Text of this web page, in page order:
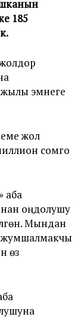
185
эмнеге
жол
сомго
аба
оңдолушу
Мындан
жумшалмакчы
өз